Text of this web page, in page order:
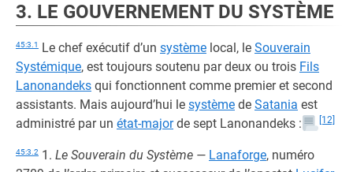
3. LE GOUVERNEMENT DU SYSTÈME
45:3.1 Le chef exécutif d’un système local, le Souverain
Systémique, est toujours soutenu par deux ou trois Fils
Lanonandeks qui fonctionnent comme premier et second
assistants. Mais aujourd’hui le système de Satania est
administré par un état-majorde sept Lanonandeks : [12]
45:3.2 1. Le Souverain du Système — Lanaforge, numéro